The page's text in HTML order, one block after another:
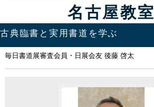
名古屋教室
古典臨書と実用書道を学ぶ
毎日書道展審査会員・日展会友 後藤 啓太